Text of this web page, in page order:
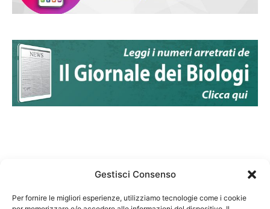
Gestisci Consenso
Per fornire le migliori esperienze, utilizziamo tecnologie come i cookie